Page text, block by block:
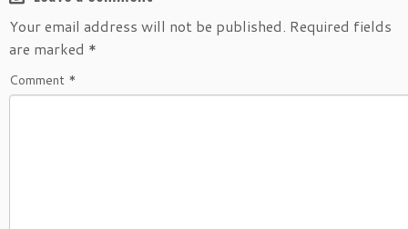
Your email address will not be published. Required fields
are marked *
Comment *